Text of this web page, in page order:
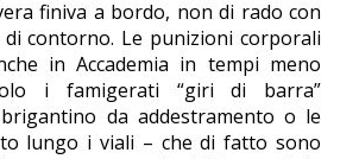
finiva a bordo, non di rado con
di contorno. Le punizioni corporali
in Accademia in tempi meno
i famigerati “giri di barra”
da addestramento o le
lungo i viali – che di fatto sono